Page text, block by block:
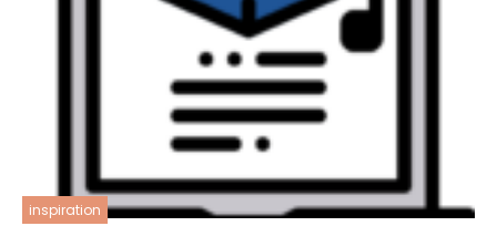
inspiration